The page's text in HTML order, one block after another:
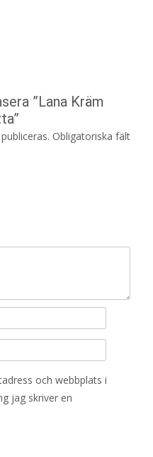
”Lana Kräm
Obligatoriska fält
och webbplats i
jag skriver en